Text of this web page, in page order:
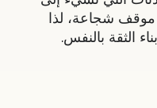
موقف شجاعة، لذا
الثقة بالنفس.